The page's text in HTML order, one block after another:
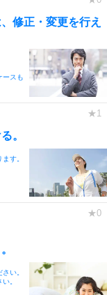
修正・変更を行え
ースも
。
す。
い。
。